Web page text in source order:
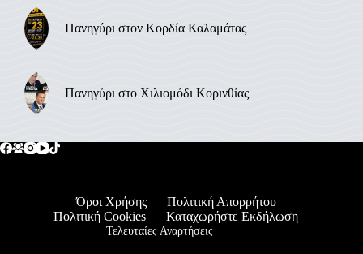
Πανηγύρι στον Κορδία Καλαμάτας
Πανηγύρι στο Χιλιομόδι Κορινθίας
Όροι Χρήσης
Πολιτική Απορρήτου
Πολιτική Cookies
Καταχωρήστε Εκδήλωση
Τελευταίες Αναρτήσεις